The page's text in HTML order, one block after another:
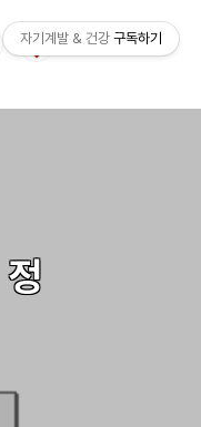
자기계발 & 건강 구독하기